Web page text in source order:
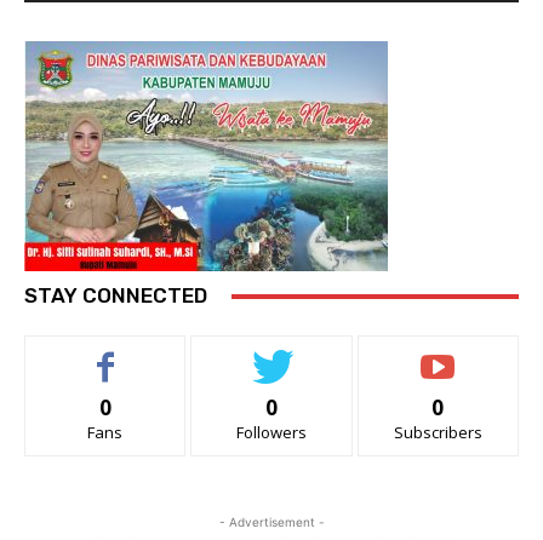
STAY CONNECTED
0
Fans
0
Followers
0
Subscribers
- Advertisement -